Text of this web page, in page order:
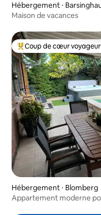
Hébergement ⋅
Maison de vacances
Coups de cœur
Coup de cœur
Hébergement ⋅ Blomberg
Appartement moderne